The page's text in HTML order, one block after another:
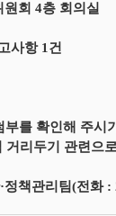
회 4층 회의실
사항 1건
를 확인해 주시
리두기 관련으
책관리팀(전화 :